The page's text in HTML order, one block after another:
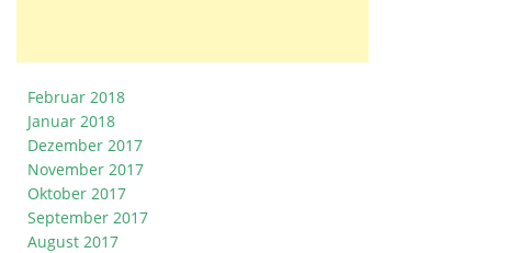
Februar 2018
Januar 2018
Dezember 2017
November 2017
Oktober 2017
September 2017
August 2017